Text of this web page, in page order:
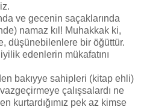
ve gecenin saçaklarında
namaz kıl! Muhakkak ki,
düşünebilenlere bir öğüttür.
edenlerin mükafatını
bakıyye sahipleri (kitap ehli)
çalışsalardı ne
kurtardığımız pek az kimse